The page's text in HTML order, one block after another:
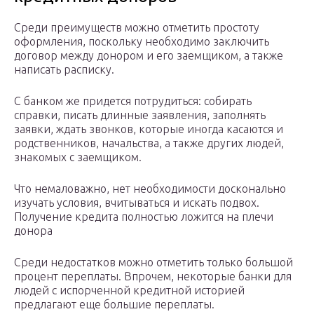
Среди преимуществ можно отметить простоту
оформления, поскольку необходимо заключить
договор между донором и его заемщиком, а также
написать расписку.
С банком же придется потрудиться: собирать
справки, писать длинные заявления, заполнять
заявки, ждать звонков, которые иногда касаются и
родственников, начальства, а также других людей,
знакомых с заемщиком.
Что немаловажно, нет необходимости досконально
изучать условия, вчитываться и искать подвох.
Получение кредита полностью ложится на плечи
донора
Среди недостатков можно отметить только большой
процент переплаты. Впрочем, некоторые банки для
людей с испорченной кредитной историей
предлагают еще большие переплаты.